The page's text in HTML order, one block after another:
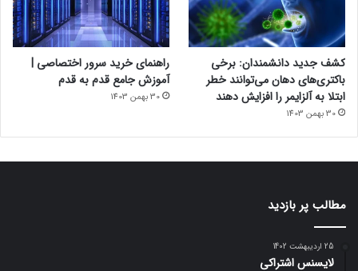
کشف جدید دانشمندان: برخی
باکتری‌های دهان می‌توانند خطر
ابتلا به آلزایمر را افزایش دهند
30 بهمن 1403
راهنمای خرید سرور اختصاصی |
آموزش جامع قدم به قدم
30 بهمن 1403
مطالب پر بازدید
25 اردیبهشت 1402
لایسنس اشتراکی